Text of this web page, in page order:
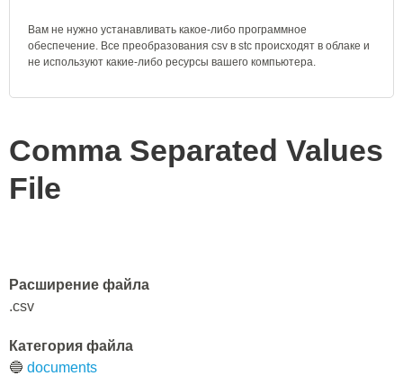
Вам не нужно устанавливать какое-либо программное
обеспечение. Все преобразования csv в stc происходят в облаке и
не используют какие-либо ресурсы вашего компьютера.
Comma Separated Values
File
Расширение файла
.csv
Категория файла
🔵 documents